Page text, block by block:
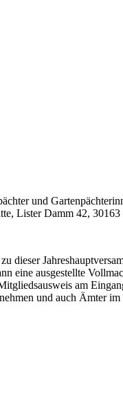
und
Lister Damm 42,
dieser
eine ausgestellte
am
und auch Ämter im